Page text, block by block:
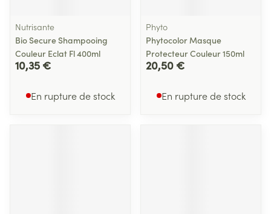
Nutrisante
Bio Secure Shampooing
Couleur Eclat Fl 400ml
10,35 €
En rupture de stock
Phyto
Phytocolor Masque
Protecteur Couleur 150ml
20,50 €
En rupture de stock